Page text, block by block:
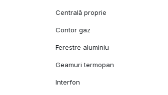
Centrală proprie
Contor gaz
Ferestre aluminiu
Geamuri termopan
Interfon